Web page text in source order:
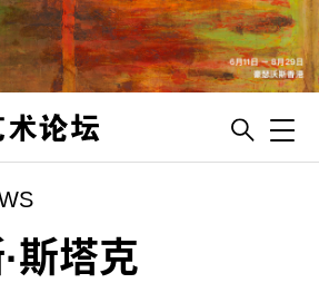
斯塔克